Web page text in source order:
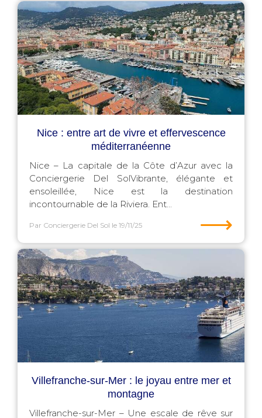
Nice : entre art de vivre et effervescence
méditerranéenne
Nice – La capitale de la Côte d’Azur avec la
Conciergerie Del SolVibrante, élégante et
ensoleillée, Nice est la destination
incontournable de la Riviera. Ent...
Par Conciergerie Del Sol le 19/11/25 ⟶
Villefranche-sur-Mer : le joyau entre mer et
montagne
Villefranche-sur-Mer – Une escale de rêve sur